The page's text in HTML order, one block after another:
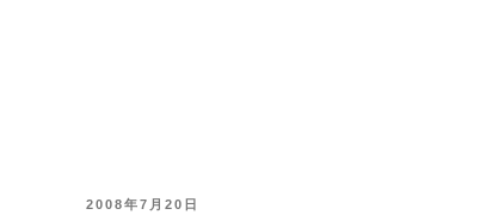
POSTED
2008年7月20日